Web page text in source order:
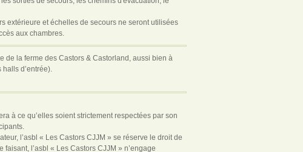
extérieure et échelles de secours ne seront utilisées
aux chambres.
de la ferme des Castors & Castorland, aussi bien à
d’entrée).
à ce qu’elles soient strictement respectées par son
l’asbl « Les Castors CJJM » se réserve le droit de
l’asbl « Les Castors CJJM » n’engage